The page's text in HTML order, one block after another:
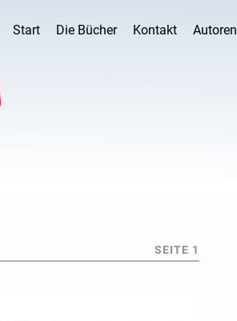
Start Die Bücher Kontakt Autoren
SEITE 1